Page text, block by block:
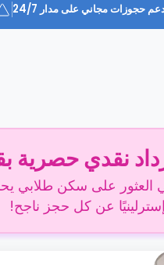
حجوزات مجاني على مدار 24/7
حصرية بقيمة 50 جنيهًا
على سكن طلابي